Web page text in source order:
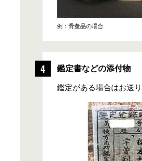
例：骨董品の場合
鑑定書などの添付物
鑑定がある場合はお送